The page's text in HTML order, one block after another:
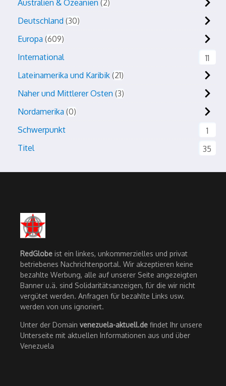
Australien & Ozeanien 2
Deutschland 30
Europa 609
International
11
Lateinamerika und Karibik 21
Naher und Mittlerer Osten 3
Nordamerika 0
Schwerpunkt
1
Titel
35
RedGlobe ist ein linkes, unkommerzielles und privat
betriebenes Nachrichtenportal. Wir akzeptieren keine
bezahlte Werbung, alle auf unserer Seite angezeigten
Banner u.ä. sind Solidaritätsanzeigen, für die wir nicht
vergütet werden. Anfragen für bezahlte Links usw.
werden von uns ignoriert.
Unter der Domain venezuela-aktuell.de findet Ihr unsere
Unterseite mit aktuellen Informationen aus und über
Venezuela